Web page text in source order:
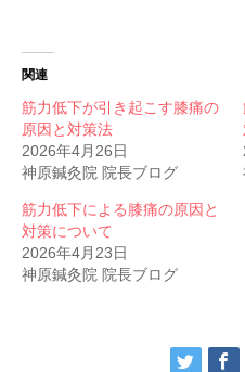
関連
筋力低下が引き起こす膝痛の
原因と対策法
2026年4月26日
神原鍼灸院 院長ブログ
筋力低下による膝痛の原因と
対策について
2026年4月23日
神原鍼灸院 院長ブログ